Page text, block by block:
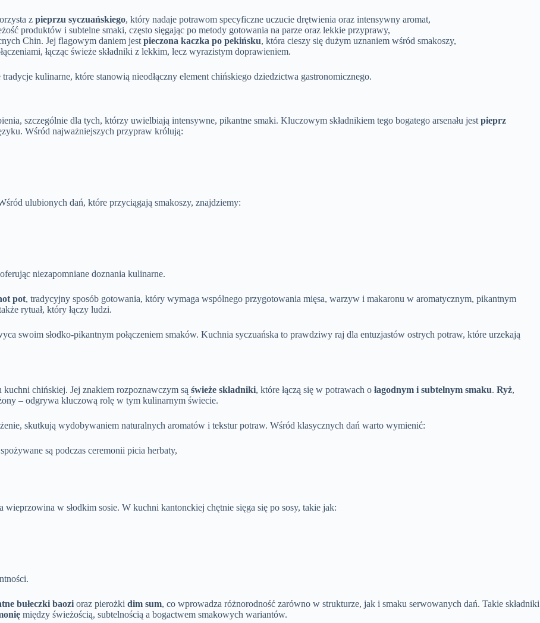
z pieprzu syczuańskiego, który nadaje potrawom specyficzne uczucie drętwienia oraz intensywny aromat,
produktów i subtelne smaki, często sięgając po metody gotowania na parze oraz lekkie przyprawy,
Chin. Jej flagowym daniem jest pieczona kaczka po pekińsku, która cieszy się dużym uznaniem wśród smakoszy,
łącząc świeże składniki z lekkim, lecz wyrazistym doprawieniem.
kulinarne, które stanowią nieodłączny element chińskiego dziedzictwa gastronomicznego.
szczególnie dla tych, którzy uwielbiają intensywne, pikantne smaki. Kluczowym składnikiem tego bogatego arsenału jest pieprz
Wśród najważniejszych przypraw królują:
ulubionych dań, które przyciągają smakoszy, znajdziemy:
niezapomniane doznania kulinarne.
pot, tradycyjny sposób gotowania, który wymaga wspólnego przygotowania mięsa, warzyw i makaronu w aromatycznym, pikantnym
rytuał, który łączy ludzi.
swoim słodko-pikantnym połączeniem smaków. Kuchnia syczuańska to prawdziwy raj dla entuzjastów ostrych potraw, które urzekają
chińskiej. Jej znakiem rozpoznawczym są świeże składniki, które łączą się w potrawach o łagodnym i subtelnym smaku. Ryż,
– odgrywa kluczową rolę w tym kulinarnym świecie.
skutkują wydobywaniem naturalnych aromatów i tekstur potraw. Wśród klasycznych dań warto wymienić:
są podczas ceremonii picia herbaty,
wieprzowina w słodkim sosie. W kuchni kantonckiej chętnie sięga się po sosy, takie jak:
bułeczki baozi oraz pierożki dim sum, co wprowadza różnorodność zarówno w strukturze, jak i smaku serwowanych dań. Takie składniki
między świeżością, subtelnością a bogactwem smakowych wariantów.